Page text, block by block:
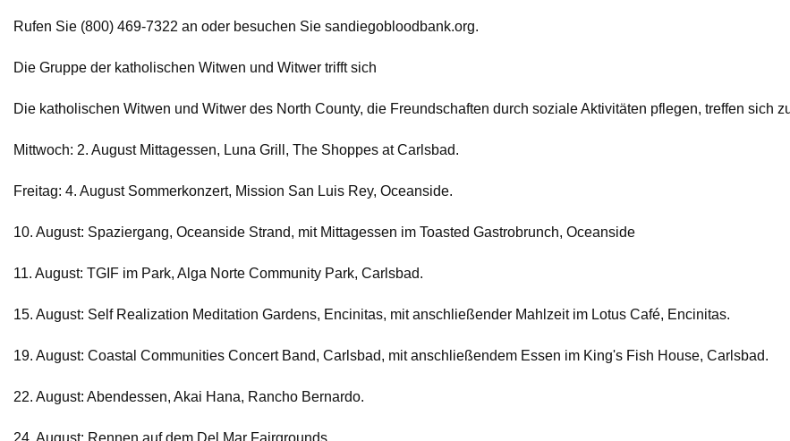
Rufen Sie (800) 469-7322 an oder besuchen Sie sandiegobloodbank.org.
Die Gruppe der katholischen Witwen und Witwer trifft sich
Die katholischen Witwen und Witwer des North County, die Freundschaften durch soziale Aktivitäten pflegen, treffen sich
Mittwoch: 2. August Mittagessen, Luna Grill, The Shoppes at Carlsbad.
Freitag: 4. August Sommerkonzert, Mission San Luis Rey, Oceanside.
10. August: Spaziergang, Oceanside Strand, mit Mittagessen im Toasted Gastrobrunch, Oceanside
11. August: TGIF im Park, Alga Norte Community Park, Carlsbad.
15. August: Self Realization Meditation Gardens, Encinitas, mit anschließender Mahlzeit im Lotus Café, Encinitas.
19. August: Coastal Communities Concert Band, Carlsbad, mit anschließendem Essen im King's Fish House, Carlsbad.
22. August: Abendessen, Akai Hana, Rancho Bernardo.